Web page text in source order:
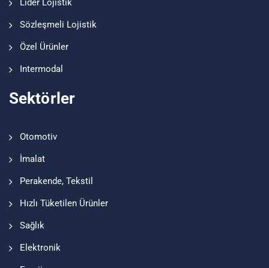
Lider Lojistik
Sözleşmeli Lojistik
Özel Ürünler
Intermodal
Sektörler
Otomotiv
İmalat
Perakende, Tekstil
Hızlı Tüketilen Ürünler
Sağlık
Elektronik